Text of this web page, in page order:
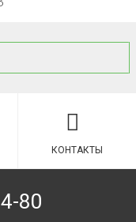
КОНТАКТЫ
80